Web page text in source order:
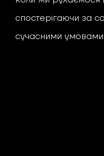
спостерігаючи за
сучасними